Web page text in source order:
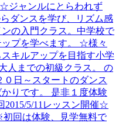
☆ジャンルにとらわれず
ダンスを学び、リズム感
の入門クラス。中学校で
プを学べます。 ☆様々
キルアップを目指す小学
人までの初級クラス。 の
０日～スタートのダンス
りです。 是非１度体験
2015/5/11レッスン開催☆
回は体験、見学無料で